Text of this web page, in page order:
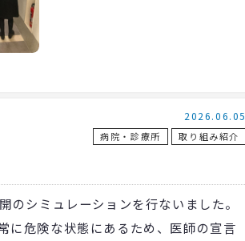
病院・診療所 取り組み紹介
2026.06.05
シミュレーションを行ないました。
危険な状態にあるため、医師の宣言